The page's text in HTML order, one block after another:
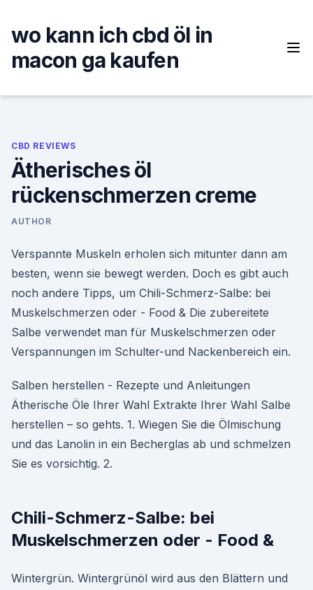
content
wo kann ich cbd öl in
macon ga kaufen
CBD REVIEWS
Ätherisches öl
rückenschmerzen creme
AUTHOR
Verspannte Muskeln erholen sich mitunter dann am
besten, wenn sie bewegt werden. Doch es gibt auch
noch andere Tipps, um Chili-Schmerz-Salbe: bei
Muskelschmerzen oder - Food & Die zubereitete
Salbe verwendet man für Muskelschmerzen oder
Verspannungen im Schulter-und Nackenbereich ein.
Salben herstellen - Rezepte und Anleitungen
Ätherische Öle Ihrer Wahl Extrakte Ihrer Wahl Salbe
herstellen – so gehts. 1. Wiegen Sie die Ölmischung
und das Lanolin in ein Becherglas ab und schmelzen
Sie es vorsichtig. 2.
Chili-Schmerz-Salbe: bei
Muskelschmerzen oder - Food &
Wintergrün. Wintergrünöl wird aus den Blättern und